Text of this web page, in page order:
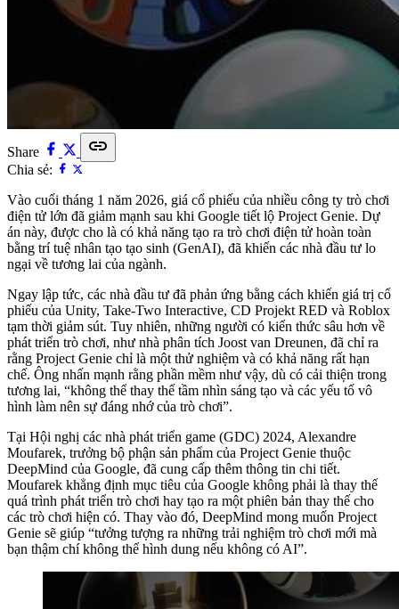
Share link
Chia sẻ:
Vào cuối tháng 1 năm 2026, giá cổ phiếu của nhiều công ty trò chơi
điện tử lớn đã giảm mạnh sau khi Google tiết lộ Project Genie. Dự
án này, được cho là có khả năng tạo ra trò chơi điện tử hoàn toàn
bằng trí tuệ nhân tạo tạo sinh (GenAI), đã khiến các nhà đầu tư lo
ngại về tương lai của ngành.
Ngay lập tức, các nhà đầu tư đã phản ứng bằng cách khiến giá trị cổ
phiếu của Unity, Take-Two Interactive, CD Projekt RED và Roblox
tạm thời giảm sút. Tuy nhiên, những người có kiến thức sâu hơn về
phát triển trò chơi, như nhà phân tích Joost van Dreunen, đã chỉ ra
rằng Project Genie chỉ là một thử nghiệm và có khả năng rất hạn
chế. Ông nhấn mạnh rằng phần mềm như vậy, dù có cải thiện trong
tương lai, “không thể thay thế tầm nhìn sáng tạo và các yếu tố vô
hình làm nên sự đáng nhớ của trò chơi”.
Tại Hội nghị các nhà phát triển game (GDC) 2024, Alexandre
Moufarek, trưởng bộ phận sản phẩm của Project Genie thuộc
DeepMind của Google, đã cung cấp thêm thông tin chi tiết.
Moufarek khẳng định mục tiêu của Google không phải là thay thế
quá trình phát triển trò chơi hay tạo ra một phiên bản thay thế cho
các trò chơi hiện có. Thay vào đó, DeepMind mong muốn Project
Genie sẽ giúp “tưởng tượng ra những trải nghiệm trò chơi mới mà
bạn thậm chí không thể hình dung nếu không có AI”.